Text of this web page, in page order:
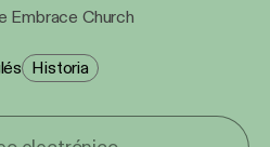
Embrace Church
Historia